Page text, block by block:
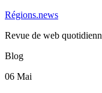
Régions.news
Revue de web
Blog
06 Mai